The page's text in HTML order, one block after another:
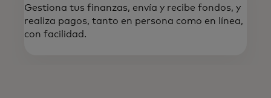
Gestiona tus finanzas, envía y recibe fondos, y
realiza pagos, tanto en persona como en línea,
con facilidad.